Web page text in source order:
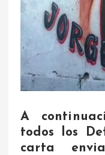
A
todos los
carta